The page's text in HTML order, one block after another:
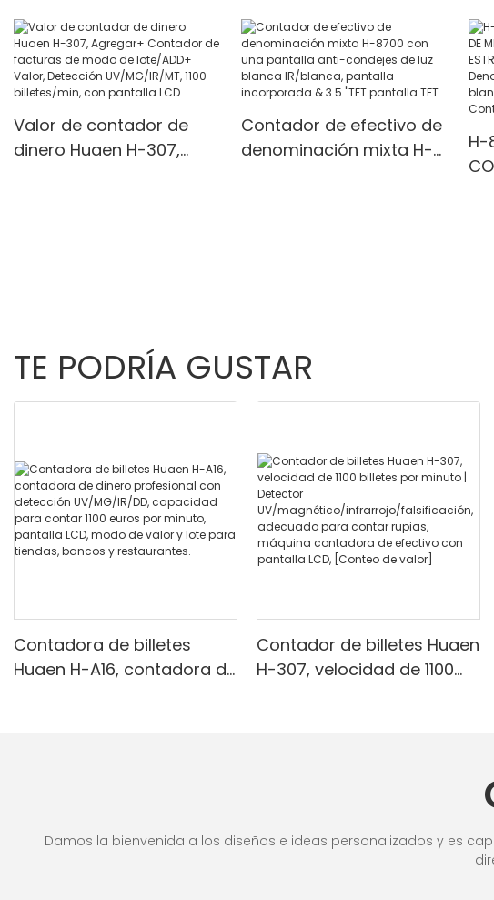
personalizados
modos multifunción, 1100
unidades/min
Valor de contador de
dinero Huaen H-307,
Contador de efectivo de
denominación mixta H-
H-
TE PODRÍA GUSTAR
Contadora de billetes
Huaen H-A16, contadora de
bancos y restaurantes.
Contador de billetes Huaen
H-307, velocidad de 1100
efectivo con pantalla LCD,
Damos la bienvenida a los diseños e ideas personalizados y es